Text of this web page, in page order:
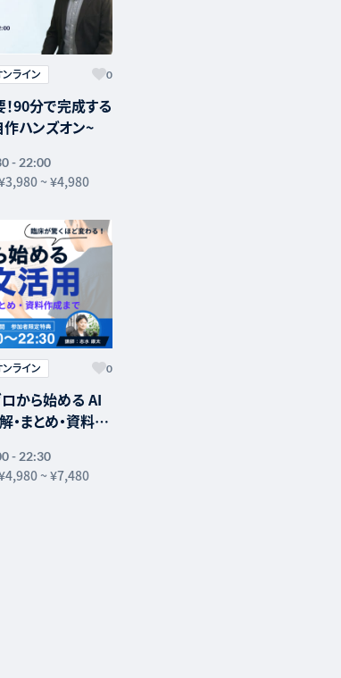
ンライン 0
90分で完成する
ハンズオン~
- 22:00
~¥4,980
ンライン 0
ロから始める AI
・まとめ・資料作
- 22:30
~¥7,480